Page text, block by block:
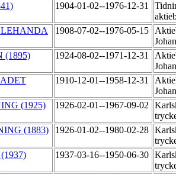
1904-01-02--1976-12-31
1908-07-02--1976-05-15
(1895)
1924-08-02--1971-12-31
1910-12-01--1958-12-31
(1925)
1926-02-01--1967-09-02
(1883)
1926-01-02--1980-02-28
1937-03-16--1950-06-30